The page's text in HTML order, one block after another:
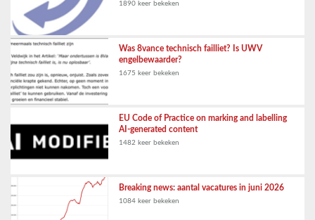
1890 keer bekeken
Was 8vance technisch failliet? Is UWV
engelbewaarder?
1675 keer bekeken
EU Code of Practice on marking and labelling
AI-generated content
1482 keer bekeken
Breaking news: aantal vacatures in juni 2026
1084 keer bekeken